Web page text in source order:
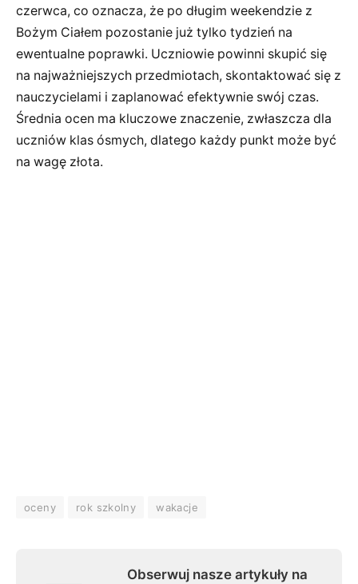
czerwca, co oznacza, że po długim weekendzie z
Bożym Ciałem pozostanie już tylko tydzień na
ewentualne poprawki. Uczniowie powinni skupić się
na najważniejszych przedmiotach, skontaktować się z
nauczycielami i zaplanować efektywnie swój czas.
Średnia ocen ma kluczowe znaczenie, zwłaszcza dla
uczniów klas ósmych, dlatego każdy punkt może być
na wagę złota.
oceny rok szkolny wakacje
Obserwuj nasze artykuły na